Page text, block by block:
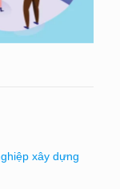
xây dựng